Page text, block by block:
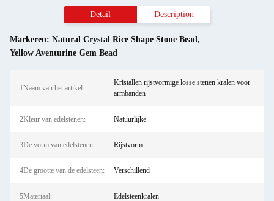
Detail Description
Markeren: Natural Crystal Rice Shape Stone Bead,
Yellow Aventurine Gem Bead
1Naam van het artikel:
Kristallen rijstvormige losse stenen kralen voor
armbanden
2Kleur van edelstenen: Natuurlijke
3De vorm van edelstenen: Rijstvorm
4De grootte van de edelsteen: Verschillend
5Materiaal: Edelsteenkralen